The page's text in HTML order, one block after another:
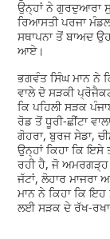
ਉਨ੍ਹਾਂ ਨੇ ਗੁਰਦੁਆਰਾ
ਰਿਆਸਤੀ ਪਰਜਾ
ਸਥਾਪਨਾ ਤੋਂ ਬਾਅਦ
ਆਏ।
ਭਗਵੰਤ ਸਿੰਘ ਮਾਨ ਨੇ
ਵਾਲੇ ਦੋ ਸੜਕੀ
ਕਿ ਪਹਿਲੀ ਸੜਕ
ਰੋਡ ਤੋਂ ਧੂਰੀ-ਛੀਂਟਾ
ਗੋਹਰਾ, ਬੁਰਜ ਸੇਡਾ,
ਉਨ੍ਹਾਂ ਕਿਹਾ ਕਿ ਇਸੇ
ਰਹੀ ਹੈ, ਜੋ ਅਮਰਗੜ੍ਹ
ਜੱਟਾਂ, ਲੋਹਾਰ ਮਾਜਰਾ
ਮਾਨ ਨੇ ਕਿਹਾ ਕਿ
ਲਈ ਸੜਕ ਦੇ ਰੱਖ-